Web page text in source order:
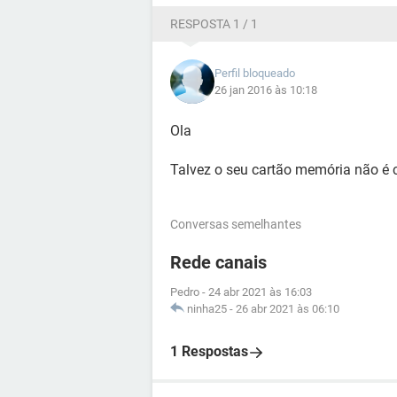
RESPOSTA 1 / 1
Perfil bloqueado
26 jan 2016 às 10:18
Ola
Talvez o seu cartão memória não é
Conversas semelhantes
Rede canais
Pedro - 24 abr 2021 às 16:03
ninha25 - 26 abr 2021 às 06:10
1 Respostas